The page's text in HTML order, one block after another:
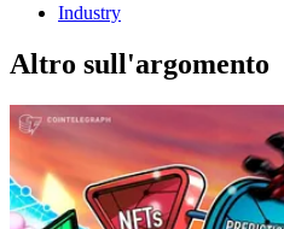
Industry
Altro sull'argomento